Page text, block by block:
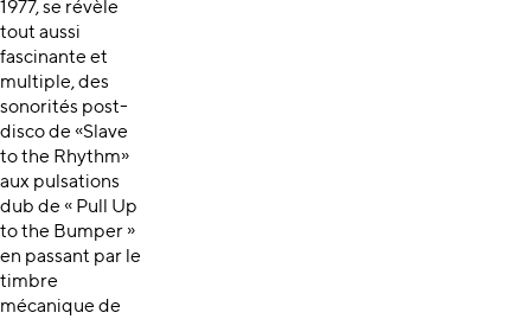
1977, se révèle
tout aussi
fascinante et
multiple, des
sonorités post-
disco de «Slave
to the Rhythm»
aux pulsations
dub de « Pull Up
to the Bumper »
en passant par le
timbre
mécanique de